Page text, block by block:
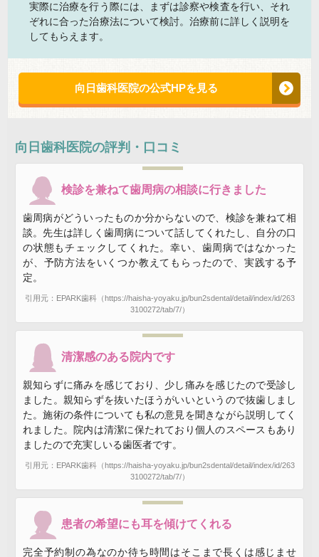
実際に治療を行う際には、まずは診察や検査を行い、それ
ぞれに合った治療法について検討。治療前に詳しく説明を
してもらえます。
向日歯科医院の公式HPを見る
向日歯科医院の評判・口コミ
検診を兼ねて歯周病の相談に行きました
歯周病がどういったものか分からないので、検診を兼ねて相
談。先生は詳しく歯周病について話してくれたし、自分の口
の状態もチェックしてくれた。幸い、歯周病ではなかった
が、予防方法をいくつか教えてもらったので、実践する予
定。
引用元：EPARK歯科（https://haisha-yoyaku.jp/bun2sdental/detail/index/id/263
3100272/tab/7/）
清潔感のある院内です
親知らずに痛みを感じており、少し痛みを感じたので受診し
ました。親知らずを抜いたほうがいいというので抜歯しまし
た。施術の条件についても私の意見を聞きながら説明してく
れました。院内は清潔に保たれており個人のスペースもあり
ましたので充実しいる歯医者です。
引用元：EPARK歯科（https://haisha-yoyaku.jp/bun2sdental/detail/index/id/263
3100272/tab/7/）
患者の希望にも耳を傾けてくれる
完全予約制の為なのか待ち時間はそこまで長くは感じませ